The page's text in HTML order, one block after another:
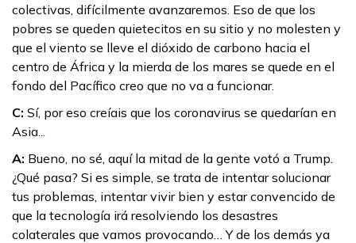
colectivas, difícilmente avanzaremos. Eso de que los
pobres se queden quietecitos en su sitio y no molesten y
que el viento se lleve el dióxido de carbono hacia el
centro de África y la mierda de los mares se quede en el
fondo del Pacífico creo que no va a funcionar.
C: Sí, por eso creíais que los coronavirus se quedarían en
Asia...
A: Bueno, no sé, aquí la mitad de la gente votó a Trump.
¿Qué pasa? Si es simple, se trata de intentar solucionar
tus problemas, intentar vivir bien y estar convencido de
que la tecnología irá resolviendo los desastres
colaterales que vamos provocando… Y de los demás ya